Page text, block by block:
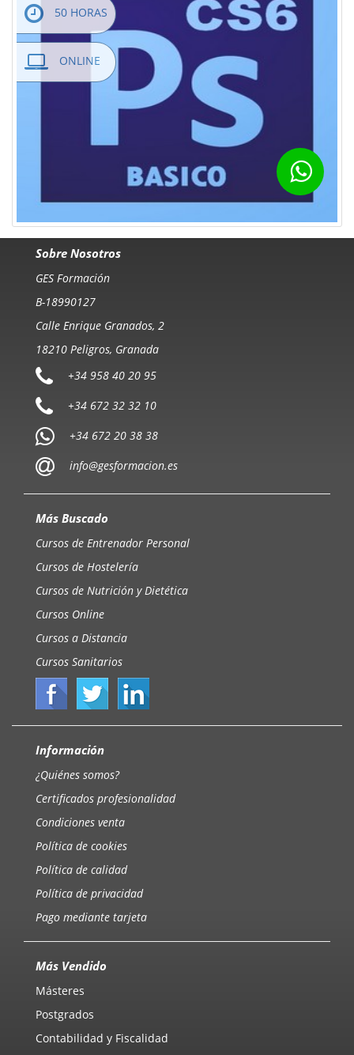
50 HORAS
ONLINE
Sobre Nosotros
GES Formación
B-18990127
Calle Enrique Granados, 2
18210 Peligros, Granada
+34 958 40 20 95
+34 672 32 32 10
+34 672 20 38 38
info@gesformacion.es
Más Buscado
Cursos de Entrenador Personal
Cursos de Hostelería
Cursos de Nutrición y Dietética
Cursos Online
Cursos a Distancia
Cursos Sanitarios
Información
¿Quiénes somos?
Certificados profesionalidad
Condiciones venta
Política de cookies
Política de calidad
Política de privacidad
Pago mediante tarjeta
Más Vendido
Másteres
Postgrados
Contabilidad y Fiscalidad